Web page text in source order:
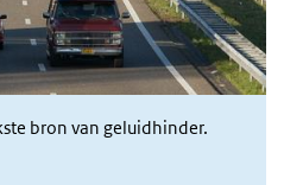
bron van geluidhinder.